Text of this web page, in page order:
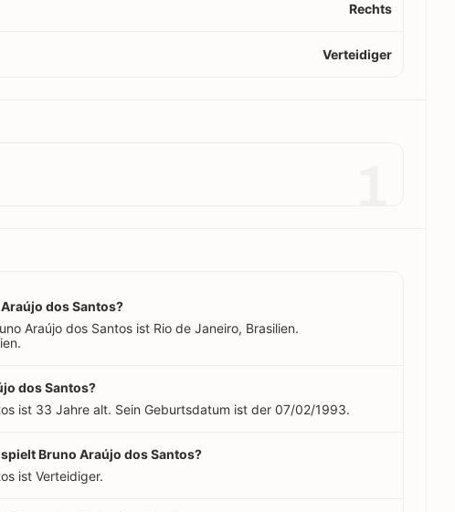
Rechts
Verteidiger
dos Santos?
Araújo dos Santos ist Rio de Janeiro, Brasilien.
dos Santos?
ist 33 Jahre alt. Sein Geburtsdatum ist der 07/02/1993.
Bruno Araújo dos Santos?
ist Verteidiger.